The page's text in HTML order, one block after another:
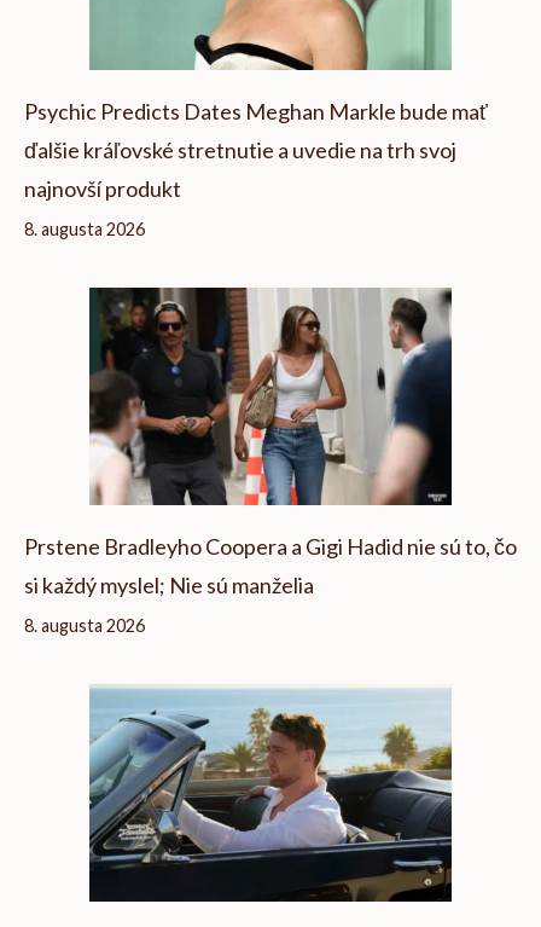
Psychic Predicts Dates Meghan Markle bude mať
ďalšie kráľovské stretnutie a uvedie na trh svoj
najnovší produkt
8. augusta 2026
Prstene Bradleyho Coopera a Gigi Hadid nie sú to, čo
si každý myslel; Nie sú manželia
8. augusta 2026